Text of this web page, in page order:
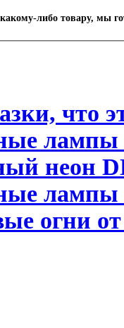
какому-либо товару, мы
что
неон
огни